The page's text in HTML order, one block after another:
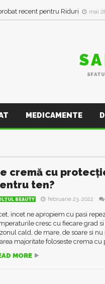
recent pentru Riduri mai
MEDICAMENTE
cremă cu
ten?
BEAUTY februarie 23, 2022
incet ne apropiem cu pasi
cresc cu fiecare grad
cald, de mare, de soare si
majoritate foloseste crema cu
MORE